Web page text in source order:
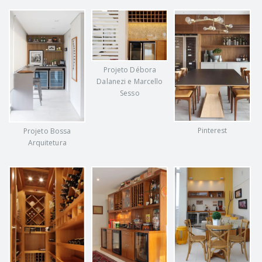
Projeto Bossa
Arquitetura
Projeto Débora
Dalanezi e Marcello
Sesso
Pinterest